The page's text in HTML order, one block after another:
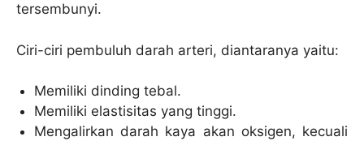
tersembunyi.
Ciri-ciri pembuluh darah arteri, diantaranya yaitu:
Memiliki dinding tebal.
Memiliki elastisitas yang tinggi.
Mengalirkan darah kaya akan oksigen, kecuali